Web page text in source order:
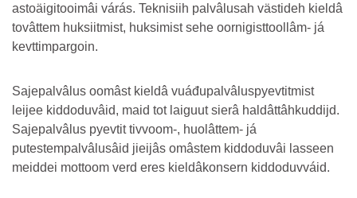
astoäigitooimâi várás. Teknisiih palvâlusah västideh kieldâ
tovâttem huksiitmist, huksimist sehe oornigisttoollâm- já
kevttimpargoin.
Sajepalvâlus oomâst kieldâ vuáđupalvâluspyevtitmist
leijee kiddoduvâid, maid tot laiguut sierâ haldâttâhkuddijd.
Sajepalvâlus pyevtit tivvoom-, huolâttem- já
putestempalvâlusâid jieijâs omâstem kiddoduvâi lasseen
meiddei mottoom verd eres kieldâkonsern kiddoduvváid.